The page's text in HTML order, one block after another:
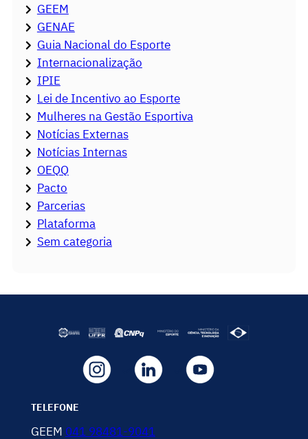
GEEM
GENAE
Guia Nacional do Esporte
Internacionalização
IPIE
Lei de Incentivo ao Esporte
Mulheres na Gestão Esportiva
Notícias Externas
Notícias Internas
OEQQ
Pacto
Parcerias
Plataforma
Sem categoria
TELEFONE
GEEM 041 98481-9041